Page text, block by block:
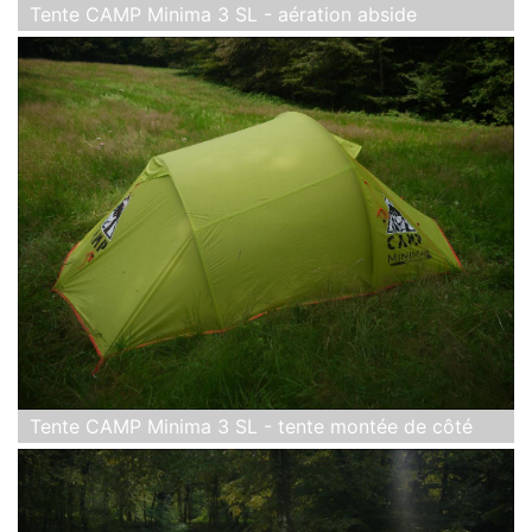
Tente CAMP Minima 3 SL - aération abside
Tente CAMP Minima 3 SL - tente montée de côté